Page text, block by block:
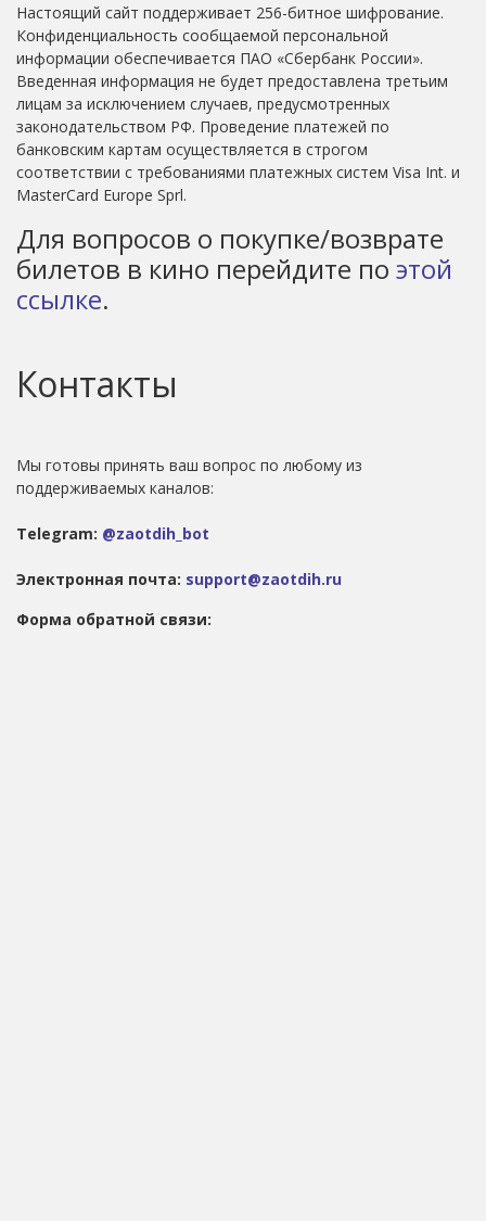
Настоящий сайт поддерживает 256-битное шифрование.
Конфиденциальность сообщаемой персональной
информации обеспечивается ПАО «Сбербанк России».
Введенная информация не будет предоставлена третьим
лицам за исключением случаев, предусмотренных
законодательством РФ. Проведение платежей по
банковским картам осуществляется в строгом
соответствии с требованиями платежных систем Visa Int. и
MasterCard Europe Sprl.
Для вопросов о покупке/возврате
билетов в кино перейдите по этой
ссылке.
Контакты
Мы готовы принять ваш вопрос по любому из
поддерживаемых каналов:
Telegram: @zaotdih_bot
Электронная почта: support@zaotdih.ru
Форма обратной связи: